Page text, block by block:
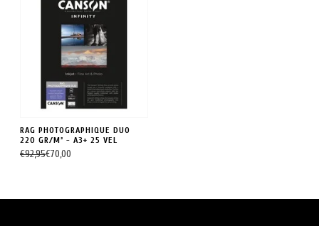
RAG PHOTOGRAPHIQUE DUO
220 GR/M² - A3+ 25 VEL
€92,95€70,00